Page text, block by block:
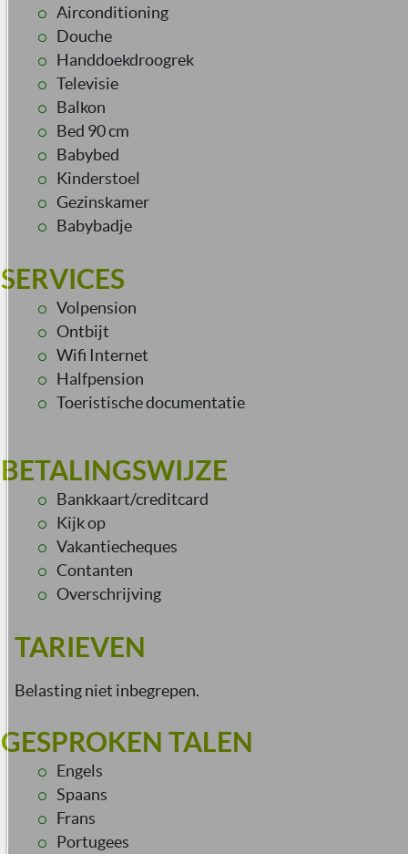
Airconditioning
Douche
Handdoekdroogrek
Televisie
Balkon
Bed 90 cm
Babybed
Kinderstoel
Gezinskamer
Babybadje
SERVICES
Volpension
Ontbijt
Wifi Internet
Halfpension
Toeristische documentatie
BETALINGSWIJZE
Bankkaart/creditcard
Kijk op
Vakantiecheques
Contanten
Overschrijving
TARIEVEN
Belasting niet inbegrepen.
GESPROKEN TALEN
Engels
Spaans
Frans
Portugees